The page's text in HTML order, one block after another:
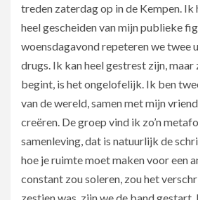
treden zaterdag op in de Kempen.
heel gescheiden van mijn publieke
woensdagavond repeteren we twee
drugs. Ik kan heel gestrest zijn,
begint, is het ongelofelijk. Ik ben
van de wereld, samen met mijn
creëren. De groep vind ik zo’n
samenleving, dat is natuurlijk de
hoe je ruimte moet maken voor een
constant zou soleren, zou het